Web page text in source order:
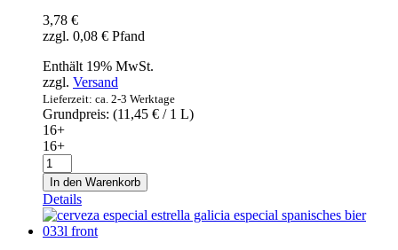
Menge
3,78 €
zzgl. 0,08 € Pfand
Enthält 19% MwSt.
zzgl. Versand
Lieferzeit: ca. 2-3 Werktage
Grundpreis: (11,45 € / 1 L)
16+
16+
Cerveza
especial
-
Estrella
Galicia
Especial
In den Warenkorb
Details